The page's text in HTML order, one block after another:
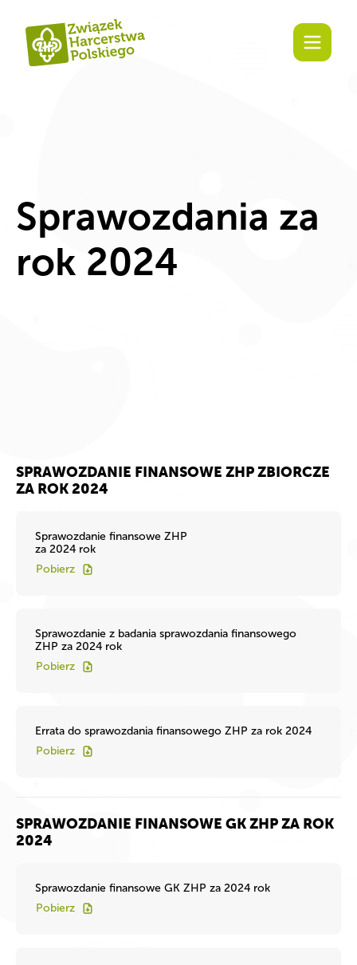
Sprawozdania za
rok 2024
SPRAWOZDANIE FINANSOWE ZHP ZBIORCZE
ZA ROK 2024
Sprawozdanie finansowe ZHP
za 2024 rok
Pobierz
Sprawozdanie z badania sprawozdania finansowego
ZHP za 2024 rok
Pobierz
Errata do sprawozdania finansowego ZHP za rok 2024
Pobierz
SPRAWOZDANIE FINANSOWE GK ZHP ZA ROK
2024
Sprawozdanie finansowe GK ZHP za 2024 rok
Pobierz